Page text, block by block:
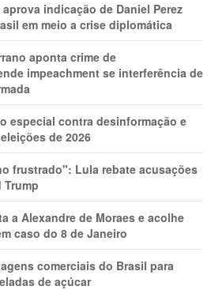
indicação de Daniel Perez
em meio a crise diplomática
aponta crime de
impeachment se interferência de
especial contra desinformação e
de 2026
frustrado": Lula rebate acusações
Trump
a Alexandre de Moraes e acolhe
caso do 8 de Janeiro
comerciais do Brasil para
de açúcar